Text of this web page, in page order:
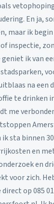
En ja,
maar ik
inspectie,
ik van
na een
te drinken
me
ik sta binnen
en
en
voor zich.
op 085